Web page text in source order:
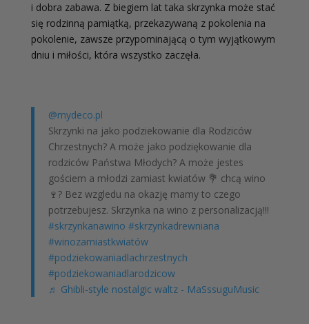
i dobra zabawa. Z biegiem lat taka skrzynka może stać
się rodzinną pamiątką, przekazywaną z pokolenia na
pokolenie, zawsze przypominającą o tym wyjątkowym
dniu i miłości, która wszystko zaczęła.
@mydeco.pl
Skrzynki na jako podziekowanie dla Rodziców
Chrzestnych? A może jako podziękowanie dla
rodziców Państwa Młodych? A może jestes
gościem a młodzi zamiast kwiatów 💐 chcą wino
🍷? Bez wzgledu na okazję mamy to czego
potrzebujesz. Skrzynka na wino z personalizacją!!!
#skrzynkanawino #skrzynkadrewniana
#winozamiastkwiatów
#podziekowaniadlachrzestnych
#podziekowaniadlarodzicow
♬ Ghibli-style nostalgic waltz - MaSssuguMusic